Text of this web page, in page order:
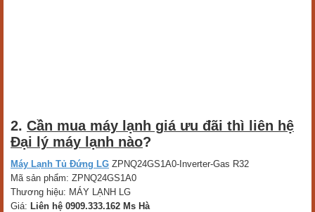
2. Cần mua máy lạnh giá ưu đãi thì liên hệ
Đại lý máy lạnh nào?
Máy Lạnh Tủ Đứng LG ZPNQ24GS1A0-Inverter-Gas R32
Mã sản phẩm: ZPNQ24GS1A0
Thương hiệu: MÁY LẠNH LG
Giá: Liên hệ 0909.333.162 Ms Hà